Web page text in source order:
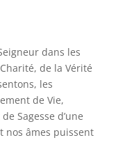
dans les
de la Vérité
les
de Vie,
Sagesse d’une
nos âmes puissent